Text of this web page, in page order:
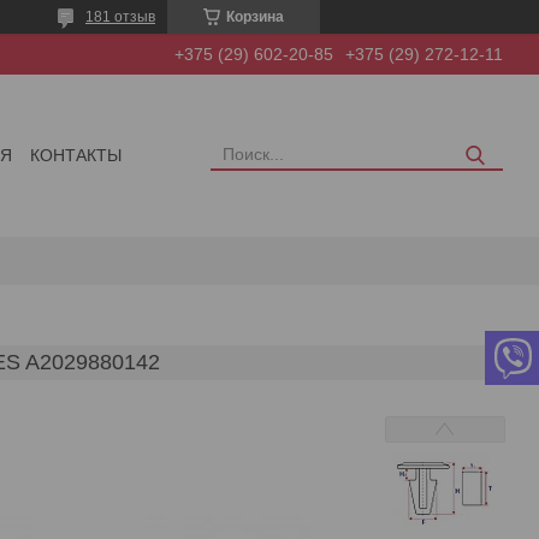
Корзина
181 отзыв
+375 (29) 602-20-85 +375 (29) 272-12-11
КОНТАКТЫ
A2029880142